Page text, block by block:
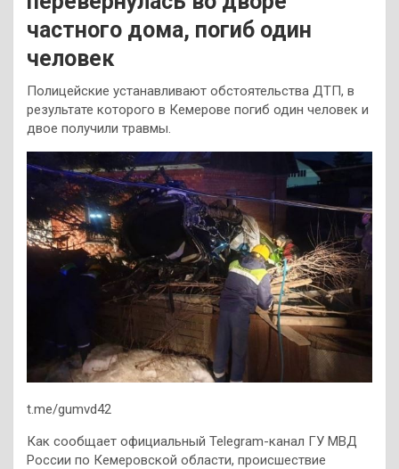
частного дома, погиб один
человек
Полицейские устанавливают обстоятельства ДТП, в
результате которого в Кемерове погиб один человек и
двое получили травмы.
t.me/gumvd42
Как сообщает официальный Telegram-канал ГУ МВД
России по Кемеровской области, происшествие